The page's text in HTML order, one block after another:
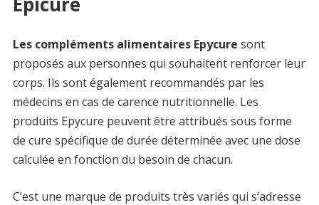
Les compléments alimentaires Epycure sont
proposés aux personnes qui souhaitent renforcer leur
corps. Ils sont également recommandés par les
médecins en cas de carence nutritionnelle. Les
produits Epycure peuvent être attribués sous forme
de cure spécifique de durée déterminée avec une dose
calculée en fonction du besoin de chacun.
C’est une marque de produits très variés qui s’adresse